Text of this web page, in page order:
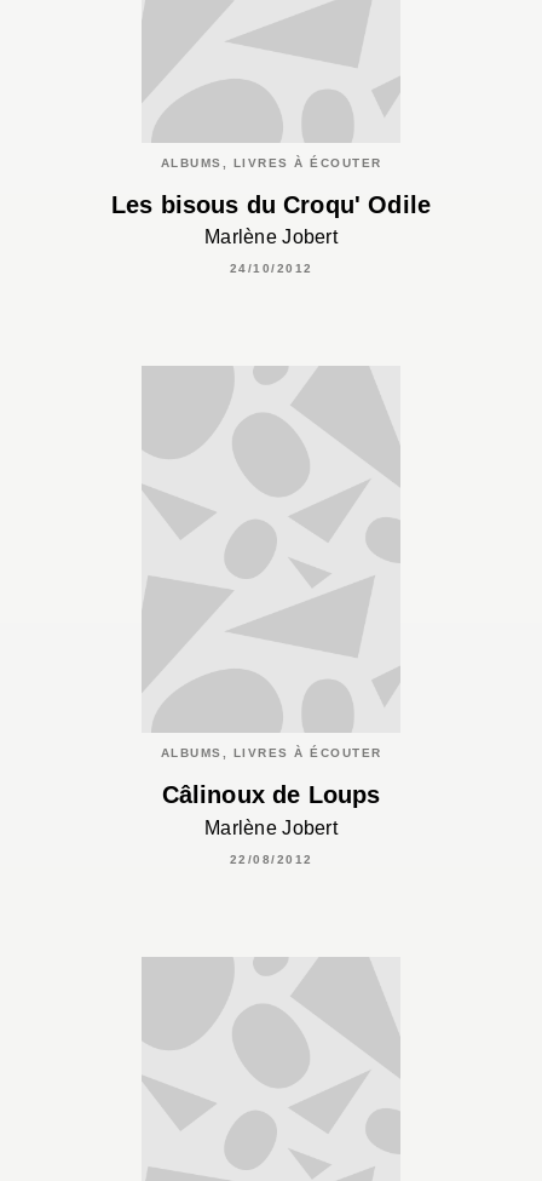
ALBUMS, LIVRES À ÉCOUTER
Les bisous du Croqu' Odile
Marlène Jobert
24/10/2012
ALBUMS, LIVRES À ÉCOUTER
Câlinoux de Loups
Marlène Jobert
22/08/2012